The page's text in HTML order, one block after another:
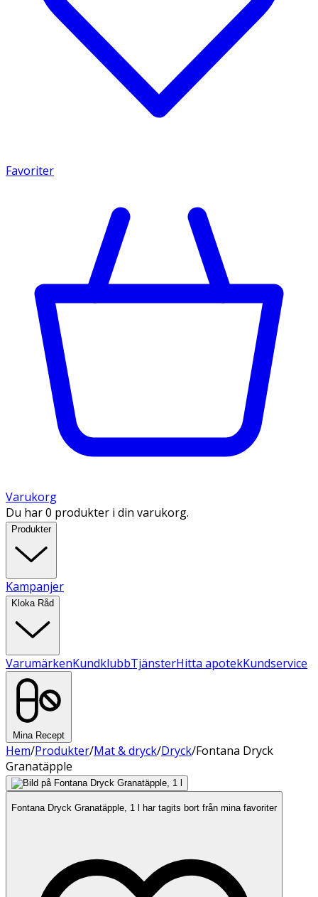
Favoriter
Varukorg
Du har 0 produkter i din varukorg.
Produkter
Kampanjer
Kloka Råd
VarumärkenKundklubbTjänsterHitta apotekKundservice
Mina Recept
Hem/Produkter/Mat & dryck/Dryck/Fontana Dryck
Granatäpple
Fontana Dryck Granatäpple, 1 l har tagits bort från mina favoriter